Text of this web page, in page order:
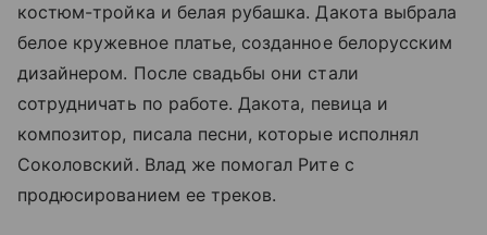
костюм-тройка и белая рубашка. Дакота выбрала
белое кружевное платье, созданное белорусским
дизайнером. После свадьбы они стали
сотрудничать по работе. Дакота, певица и
композитор, писала песни, которые исполнял
Соколовский. Влад же помогал Рите с
продюсированием ее треков.